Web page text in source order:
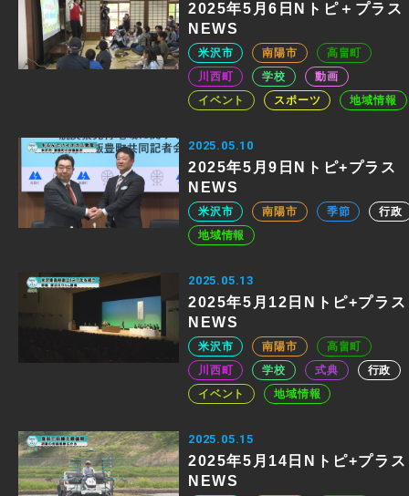
2025年5月6日Nトピ＋プラス
NEWS
米沢市 南陽市
高畠町
川西町
学校
動画
イベント
スポーツ 地域情報
2025.05.10
2025年5月9日Nトピ+プラス
NEWS
米沢市 南陽市 季節
行政
地域情報
2025.05.13
2025年5月12日Nトピ+プラス
NEWS
米沢市 南陽市
高畠町
川西町
学校 式典
行政
イベント
地域情報
2025.05.15
2025年5月14日Nトピ+プラス
NEWS